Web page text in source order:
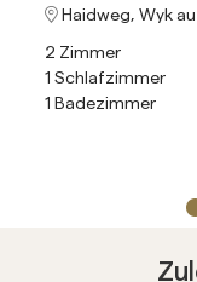
Haidweg, Wyk
2 Zimmer
1 Schlafzimmer
1 Badezimmer